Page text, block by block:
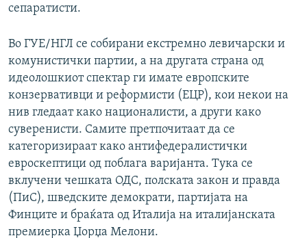
сепаратисти.
Во ГУЕ/НГЛ се собирани екстремно левичарски и
комунистички партии, а на другата страна од
идеолошкиот спектар ги имате европските
конзервативци и реформисти (ЕЦР), кои некои на
нив гледаат како националисти, а други како
суверенисти. Самите претпочитаат да се
категоризираат како антифедералистички
евроскептици од поблага варијанта. Тука се
вклучени чешката ОДС, полската закон и правда
(ПиС), шведските демократи, партијата на
Финците и браќата од Италија на италијанската
премиерка Џорџа Мелони.